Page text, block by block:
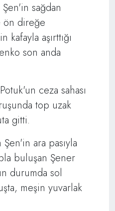
sağdan
ön direğe
aşırttığı
son anda
ceza sahası
top uzak
gitti.
ara pasıyla
buluşan Şener
durumda sol
meşin yuvarlak